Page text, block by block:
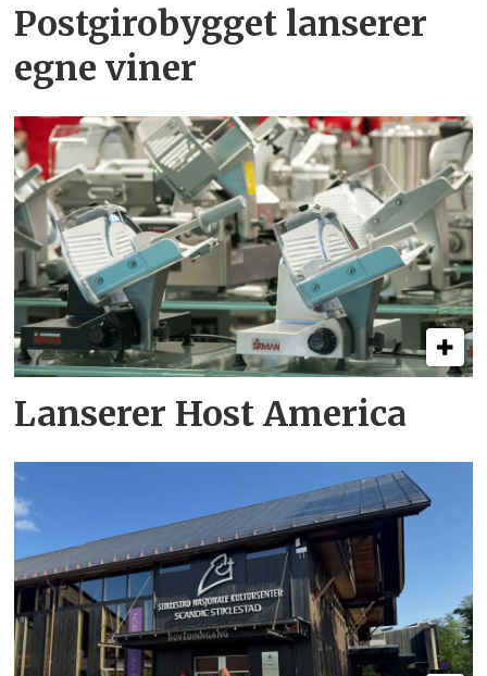
Postgirobygget lanserer
egne viner
Lanserer Host America